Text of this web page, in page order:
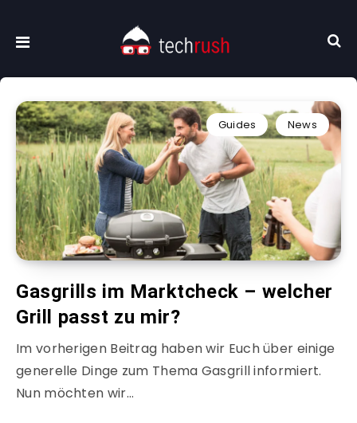
Guides News
Gasgrills im Marktcheck – welcher
Grill passt zu mir?
Im vorherigen Beitrag haben wir Euch über einige
generelle Dinge zum Thema Gasgrill informiert.
Nun möchten wir…